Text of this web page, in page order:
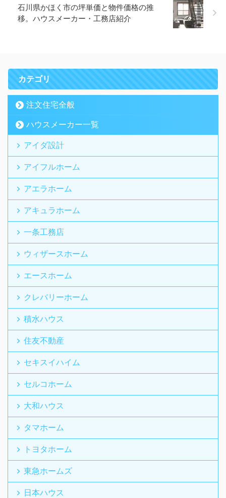
石川県かほく市の坪単価と物件価格の推
移。ハウスメーカー・工務店紹介
カテゴリ
注文住宅全般
ハウスメーカー一覧
アイダ設計
アイフルホーム
アエラホーム
アキュラホーム
一条工務店
ウィザースホーム
エースホーム
クレバリーホーム
積水ハウス
住友不動産
セキスイハイム
セルコホーム
大和ハウス
タマホーム
トヨタホーム
東急ホームズ
日本ハウス